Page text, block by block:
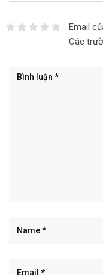
Email
Các